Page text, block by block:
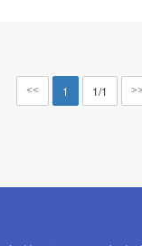
<< 1 1/1 >>